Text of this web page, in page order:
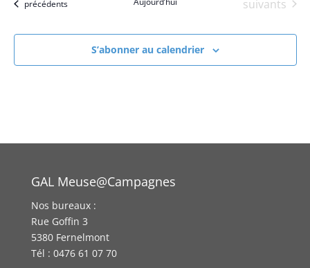
Évènements
précédents Évènements
suivants
S’abonner au calendrier
GAL Meuse@Campagnes
Nos bureaux :
Rue Goffin 3
5380 Fernelmont
Tél : 0476 61 07 70